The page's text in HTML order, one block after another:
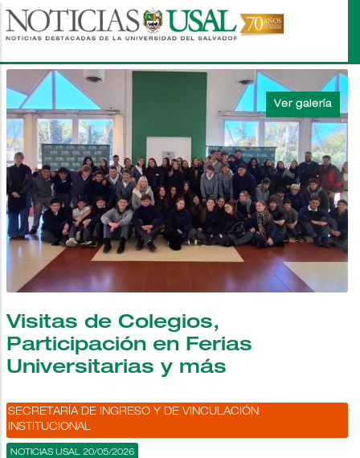
Pasar
al
principal
Visitas de Colegios,
Participación en Ferias
Universitarias y más
SECRETARÍA DE INGRESO Y DE VINCULACIÓN
INSTITUCIONAL
NOTICIAS USAL 20/05/2026